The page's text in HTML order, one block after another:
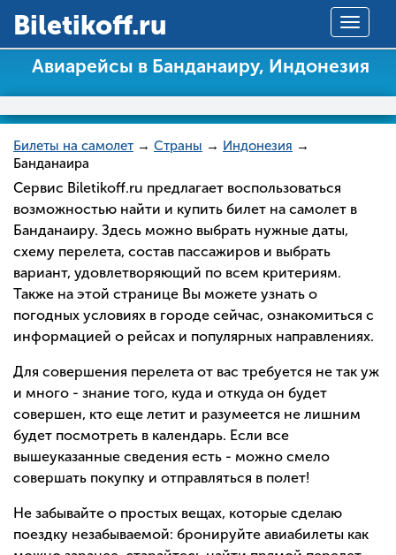
Toggle
Вiletikoff.ru
Авиарейсы в Банданаиру, Индонезия
Билеты на самолет → Страны → Индонезия →
Банданаира
Сервис Biletikoff.ru предлагает воспользоваться
возможностью найти и купить билет на самолет в
Банданаиру. Здесь можно выбрать нужные даты,
схему перелета, состав пассажиров и выбрать
вариант, удовлетворяющий по всем критериям.
Также на этой странице Вы можете узнать о
погодных условиях в городе сейчас, ознакомиться с
информацией о рейсах и популярных направлениях.
Для совершения перелета от вас требуется не так уж
и много - знание того, куда и откуда он будет
совершен, кто еще летит и разумеется не лишним
будет посмотреть в календарь. Если все
вышеуказанные сведения есть - можно смело
совершать покупку и отправляться в полет!
Не забывайте о простых вещах, которые сделаю
поездку незабываемой: бронируйте авиабилеты как